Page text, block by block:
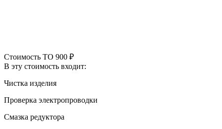
Стоимость ТО 900 ₽
В эту стоимость входит:
Чистка изделия
Проверка электропроводки
Смазка редуктора